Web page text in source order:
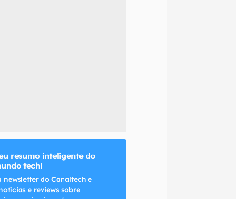
Canaltech.
resumo inteligente do
tech!
newsletter do Canaltech e
e reviews sobre